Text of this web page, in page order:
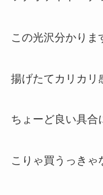
この光沢分かりま
揚げたてカリカリ
ちょーど良い具合
こりゃ買うっきゃ